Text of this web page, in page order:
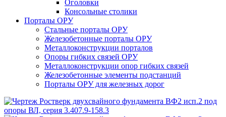
Оголовки
Консольные столики
Порталы ОРУ
Стальные порталы ОРУ
Железобетонные порталы ОРУ
Металлоконструкции порталов
Опоры гибких связей ОРУ
Металлоконструкции опор гибких связей
Железобетонные элементы подстанций
Порталы ОРУ для железных дорог